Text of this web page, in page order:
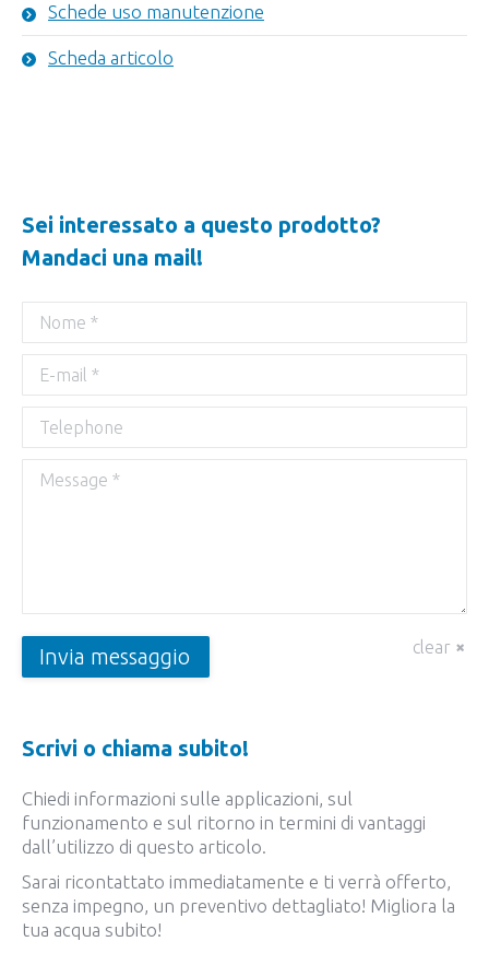
Schede uso manutenzione
Scheda articolo
Sei interessato a questo prodotto?
Mandaci una mail!
Nome *
E-mail *
Telephone
Message *
Invia messaggio clear
Scrivi o chiama subito!
Chiedi informazioni sulle applicazioni, sul
funzionamento e sul ritorno in termini di vantaggi
dall’utilizzo di questo articolo.
Sarai ricontattato immediatamente e ti verrà offerto,
senza impegno, un preventivo dettagliato! Migliora la
tua acqua subito!